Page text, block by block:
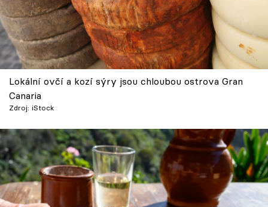
Recepty
Články
TV Program
Škola vaření
Recepty z TV
Speciál: Cuketa
Těhotnej kuchař
Lokální ovčí a kozí sýry jsou chloubou ostrova Gran
Canaria
Zdroj: iStock